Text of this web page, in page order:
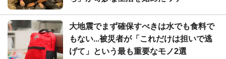
大地震でまず確保すべきは水でも食料で
もない...被災者が「これだけは担いで逃
げて」という最も重要なモノ2選